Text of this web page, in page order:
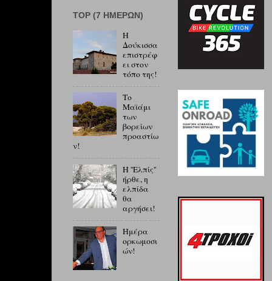
ΤOP (7 ΗΜΕΡΏΝ)
Η
Δούκισσα
επιστρέφ
ει στον
τόπο της!
Το
Μαϊάμι
των
βορείων
προαστίω
ν!
Η ''Ελπίς''
ήρθε, η
ελπίδα
θα
αργήσει!
Ημέρα
ορκωμοσι
ών!